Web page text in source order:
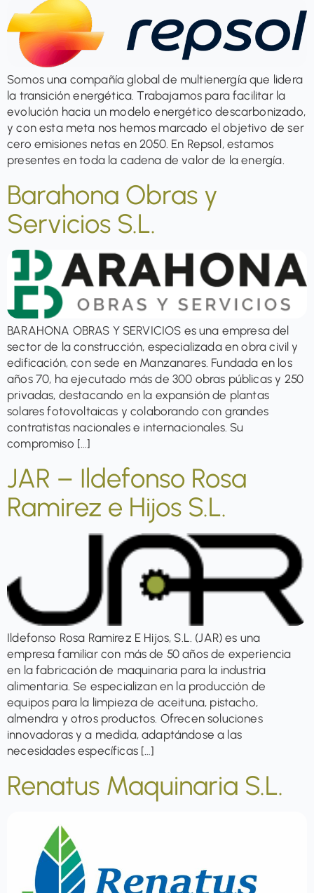
Somos una compañía global de multienergía que lidera
la transición energética. Trabajamos para facilitar la
evolución hacia un modelo energético descarbonizado,
y con esta meta nos hemos marcado el objetivo de ser
cero emisiones netas en 2050. En Repsol, estamos
presentes en toda la cadena de valor de la energía.
Barahona Obras y
Servicios S.L.
BARAHONA OBRAS Y SERVICIOS es una empresa del
sector de la construcción, especializada en obra civil y
edificación, con sede en Manzanares. Fundada en los
años 70, ha ejecutado más de 300 obras públicas y 250
privadas, destacando en la expansión de plantas
solares fotovoltaicas y colaborando con grandes
contratistas nacionales e internacionales. Su
compromiso […]
JAR – Ildefonso Rosa
Ramirez e Hijos S.L.
Ildefonso Rosa Ramirez E Hijos, S.L. (JAR) es una
empresa familiar con más de 50 años de experiencia
en la fabricación de maquinaria para la industria
alimentaria. Se especializan en la producción de
equipos para la limpieza de aceituna, pistacho,
almendra y otros productos. Ofrecen soluciones
innovadoras y a medida, adaptándose a las
necesidades específicas […]
Renatus Maquinaria S.L.